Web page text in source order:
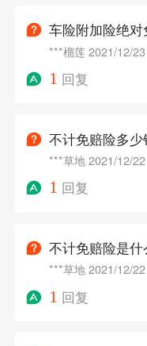
车险附加险绝
***榴莲 2021/12/23
1 回复
不计免赔险多少
***草地 2021/12/22
1 回复
不计免赔险是什
***草地 2021/12/22
1 回复